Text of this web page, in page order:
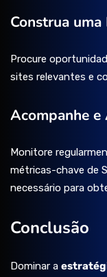
Construa
Procure
sites relevantes e
Acompanhe e
Monitore
métricas-chave de
necessário para
Conclusão
Dominar a